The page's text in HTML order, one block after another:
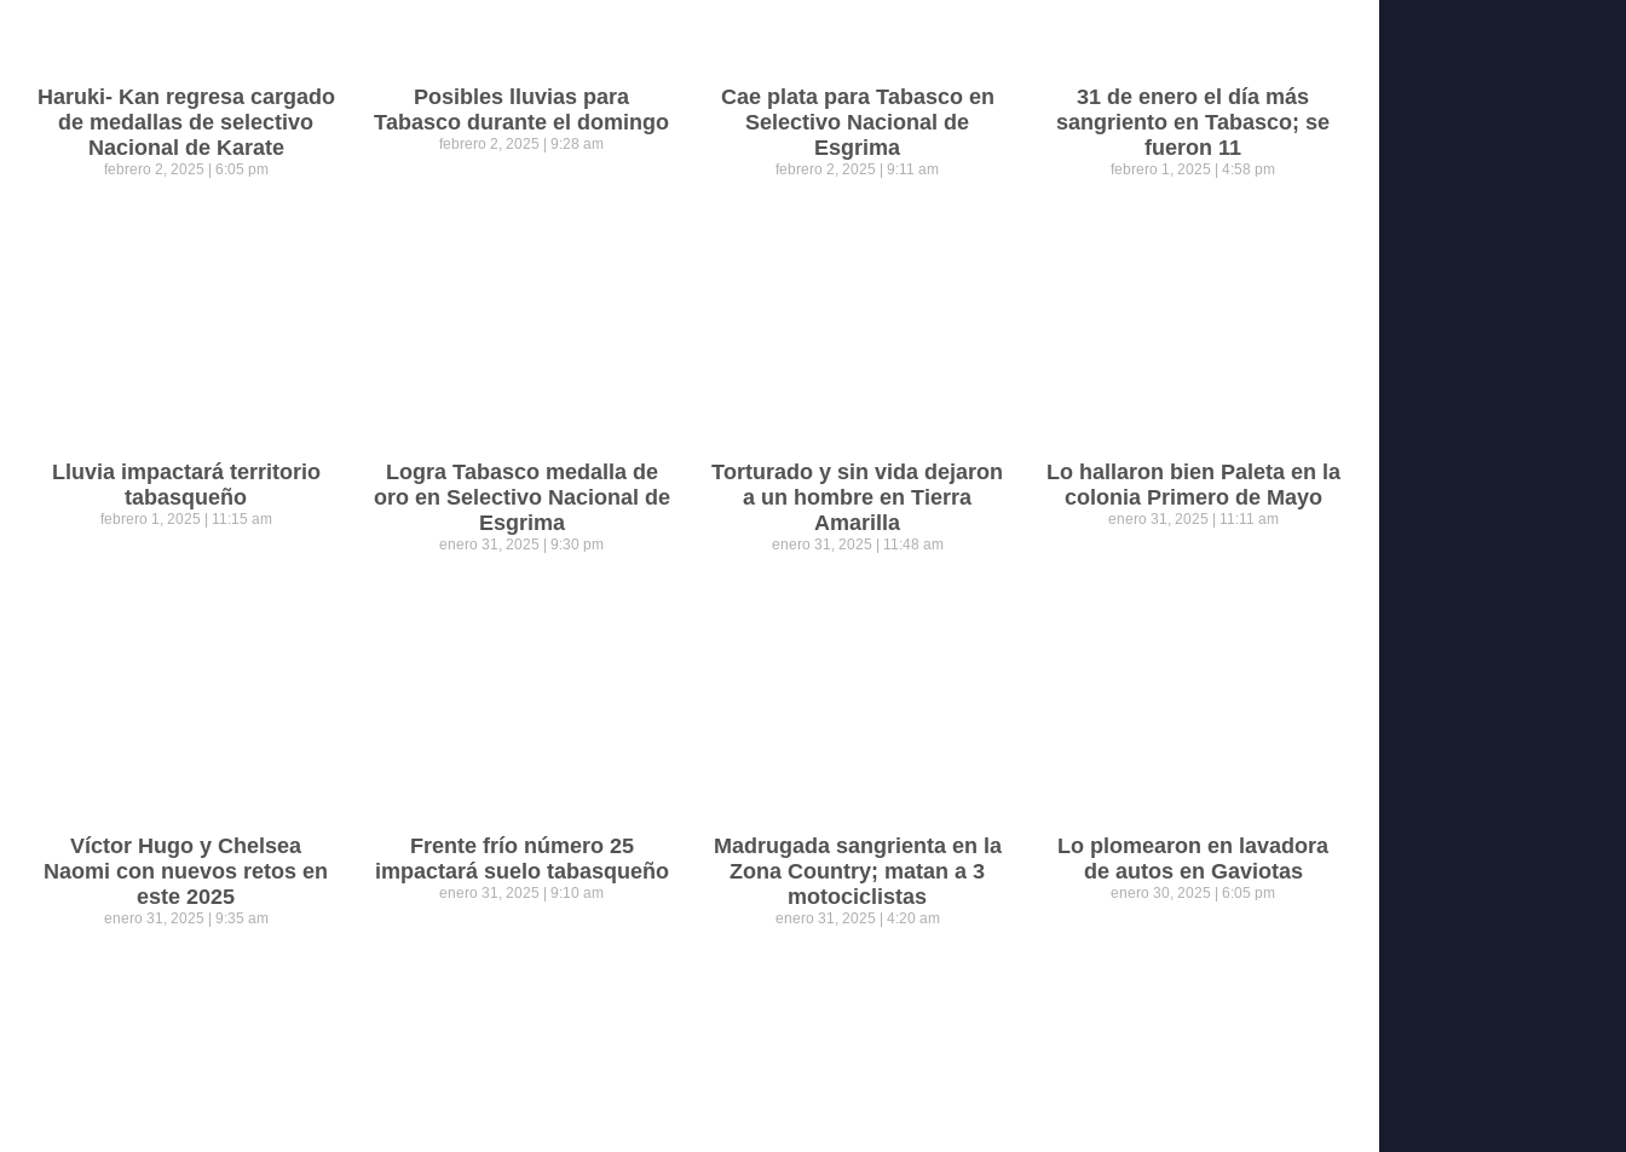
Haruki- Kan regresa cargado
de medallas de selectivo
Nacional de Karate
febrero 2, 2025 6:05 pm
Posibles lluvias para
Tabasco durante el domingo
febrero 2, 2025 9:28 am
Cae plata para Tabasco en
Selectivo Nacional de
Esgrima
febrero 2, 2025 9:11 am
31 de enero el día más
sangriento en Tabasco; se
fueron 11
febrero 1, 2025 4:58 pm
Lluvia impactará territorio
tabasqueño
febrero 1, 2025 11:15 am
Logra Tabasco medalla de
oro en Selectivo Nacional de
Esgrima
enero 31, 2025 9:30 pm
Torturado y sin vida dejaron
a un hombre en Tierra
Amarilla
enero 31, 2025 11:48 am
Lo hallaron bien Paleta en la
colonia Primero de Mayo
enero 31, 2025 11:11 am
Víctor Hugo y Chelsea
Naomi con nuevos retos en
este 2025
enero 31, 2025 9:35 am
Frente frío número 25
impactará suelo tabasqueño
enero 31, 2025 9:10 am
Madrugada sangrienta en la
Zona Country; matan a 3
motociclistas
enero 31, 2025 4:20 am
Lo plomearon en lavadora
de autos en Gaviotas
enero 30, 2025 6:05 pm